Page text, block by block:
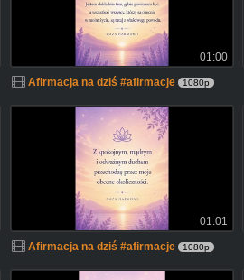
01:00
Afirmacja na dziś #afirmacje
1080p
01:01
Afirmacja na dziś #afirmacje
1080p